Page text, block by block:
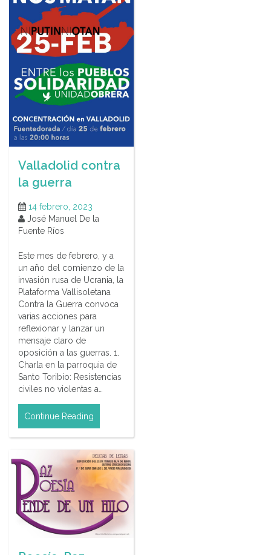
Valladolid contra
la guerra
14 febrero, 2023
José Manuel De la
Fuente Ríos
Este mes de febrero, y a
un año del comienzo de la
invasión rusa de Ucrania, la
Plataforma Vallisoletana
Contra la Guerra convoca
varias acciones para
reflexionar y lanzar un
mensaje claro de
oposición a las guerras. 1.
Charla en la parroquia de
Santo Toribio: Resistencias
civiles no violentas a…
Continue Reading